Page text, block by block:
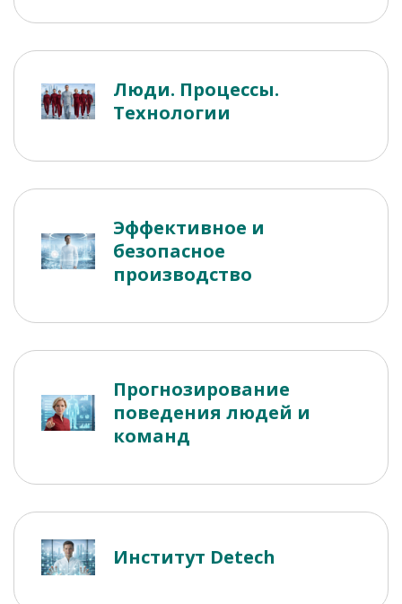
Люди. Процессы.
Технологии
Эффективное и
безопасное
производство
Прогнозирование
поведения людей и
команд
Институт Detech